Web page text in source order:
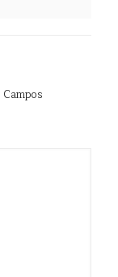
Campos